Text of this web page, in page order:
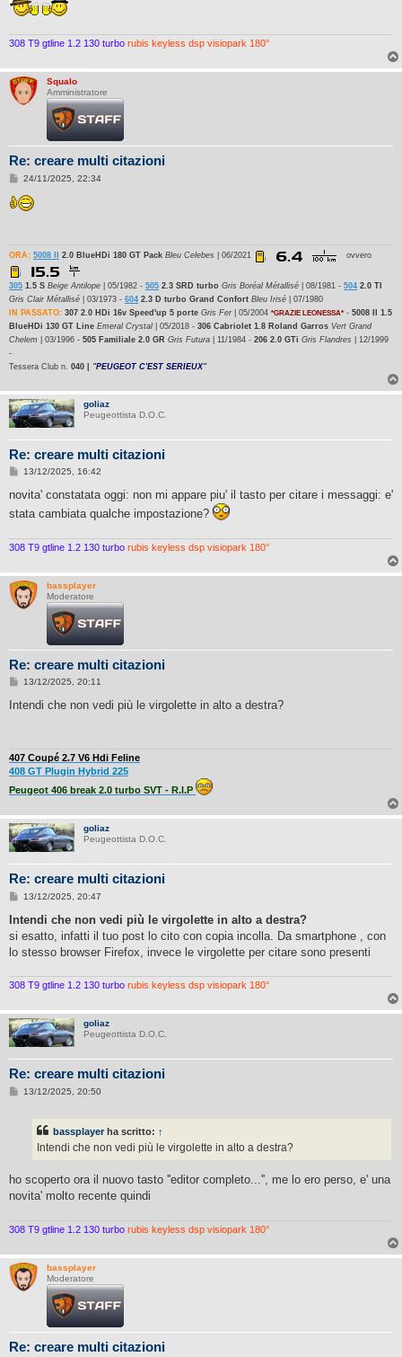
308 T9 gtline 1.2 130 turbo rubis keyless dsp visiopark 180°
Squalo
Amministratore
Re: creare multi citazioni
M
s
s
i
24/11/2025, 22:34
ORA: 5008 II 2.0 BlueHDi 180 GT Pack Bleu Celebes | 06/2021 ovvero
305 1.5 S Beige Antilope | 05/1982 - 505 2.3 SRD turbo Gris Boréal Métallisé | 08/1981 - 504 2.0 TI
Gris Clair Métallisé | 03/1973 - 604 2.3 D turbo Grand Confort Bleu Irisé | 07/1980
IN PASSATO: 307 2.0 HDi 16v Speed'up 5 porte Gris Fer| 05/2004 *GRAZIE LEONESSA* - 5008 II 1.5
BlueHDi 130 GT Line Emeral Crystal | 05/2018 - 306 Cabriolet 1.8 Roland Garros Vert Grand
Chelem | 03/1996 - 505 Familiale 2.0 GR Gris Futura | 11/1984 - 206 2.0 GTi Gris Flandres | 12/1999
-
Tessera Club n. 040 | "PEUGEOT C'EST SERIEUX"
goliaz
Peugeottista D.O.C.
Re: creare multi citazioni
M
s
a
i
13/12/2025, 16:42
novita' constatata oggi: non mi appare piu' il tasto per citare i messaggi: e'
stata cambiata qualche impostazione?
308 T9 gtline 1.2 130 turbo rubis keyless dsp visiopark 180°
bassplayer
Moderatore
Re: creare multi citazioni
M
s
i
o
13/12/2025, 20:11
Intendi che non vedi più le virgolette in alto a destra?
407 Coupé 2.7 V6 Hdi Feline
408 GT Plugin Hybrid 225
Peugeot 406 break 2.0 turbo SVT - R.I.P
goliaz
Peugeottista D.O.C.
Re: creare multi citazioni
M
s
a
g
o
13/12/2025, 20:47
Intendi che non vedi più le virgolette in alto a destra?
si esatto, infatti il tuo post lo cito con copia incolla. Da smartphone , con
lo stesso browser Firefox, invece le virgolette per citare sono presenti
308 T9 gtline 1.2 130 turbo rubis keyless dsp visiopark 180°
goliaz
Peugeottista D.O.C.
Re: creare multi citazioni
M
o
13/12/2025, 20:50
bassplayerha scritto: ↑
Intendi che non vedi più le virgolette in alto a destra?
ho scoperto ora il nuovo tasto ''editor completo...'', me lo ero perso, e' una
novita' molto recente quindi
308 T9 gtline 1.2 130 turbo rubis keyless dsp visiopark 180°
bassplayer
Moderatore
Re: creare multi citazioni